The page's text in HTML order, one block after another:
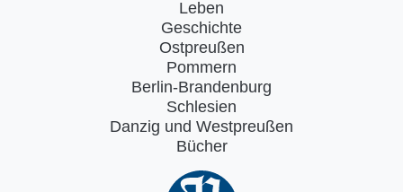
Leben
Geschichte
Ostpreußen
Pommern
Berlin-Brandenburg
Schlesien
Danzig und Westpreußen
Bücher